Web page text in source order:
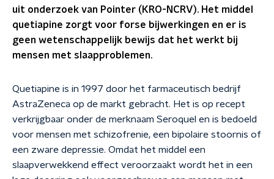
uit onderzoek van Pointer (KRO-NCRV). Het middel
quetiapine zorgt voor forse bijwerkingen en er is
geen wetenschappelijk bewijs dat het werkt bij
mensen met slaapproblemen.
Quetiapine is in 1997 door het farmaceutisch bedrijf
AstraZeneca op de markt gebracht. Het is op recept
verkrijgbaar onder de merknaam Seroquel en is bedoeld
voor mensen met schizofrenie, een bipolaire stoornis of
een zware depressie. Omdat het middel een
slaapverwekkend effect veroorzaakt wordt het in een